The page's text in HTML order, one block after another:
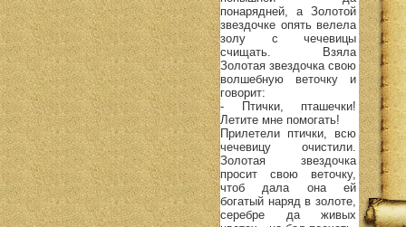
понарядней, а Золотой
звездочке опять велела
золу с чечевицы
счищать. Взяла
Золотая звездочка свою
волшебную веточку и
говорит:
- Птички, пташечки!
Летите мне помогать!
Прилетели птички, всю
чечевицу очистили.
Золотая звездочка
просит свою веточку,
чтоб дала она ей
богатый наряд в золоте,
серебре да живых